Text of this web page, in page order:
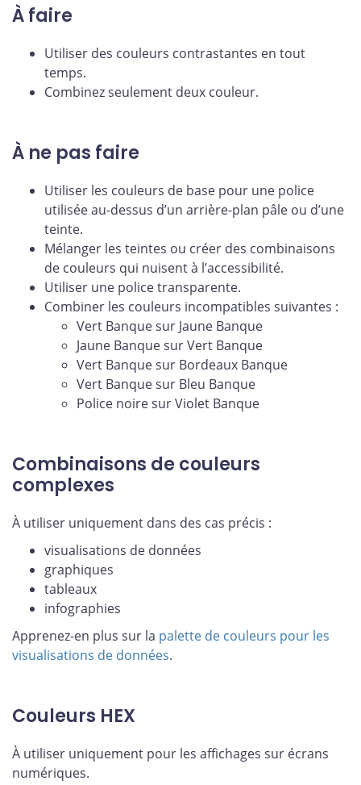
À faire
Utiliser des couleurs contrastantes en tout
temps.
Combinez seulement deux couleur.
À ne pas faire
Utiliser les couleurs de base pour une police
utilisée au-dessus d’un arrière-plan pâle ou d’une
teinte.
Mélanger les teintes ou créer des combinaisons
de couleurs qui nuisent à l’accessibilité.
Utiliser une police transparente.
Combiner les couleurs incompatibles suivantes :
Vert Banque sur Jaune Banque
Jaune Banque sur Vert Banque
Vert Banque sur Bordeaux Banque
Vert Banque sur Bleu Banque
Police noire sur Violet Banque
Combinaisons de couleurs
complexes
À utiliser uniquement dans des cas précis :
visualisations de données
graphiques
tableaux
infographies
Apprenez-en plus sur la palette de couleurs pour les
visualisations de données.
Couleurs HEX
À utiliser uniquement pour les affichages sur écrans
numériques.